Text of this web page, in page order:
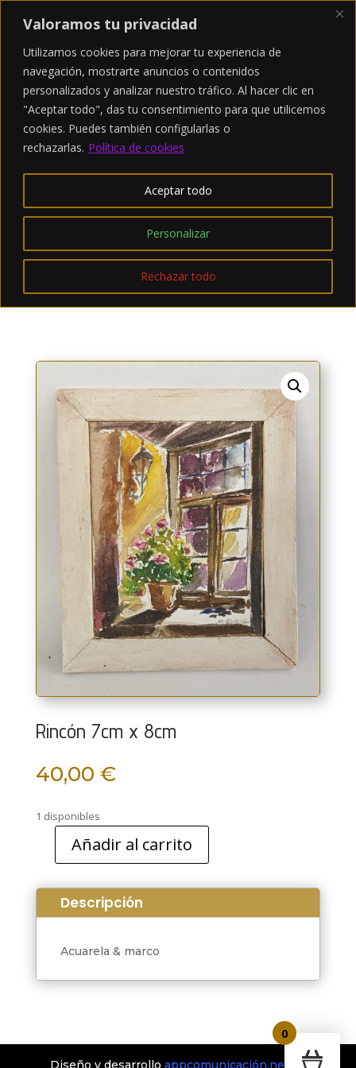
Valoramos tu privacidad
Utilizamos cookies para mejorar tu experiencia de
navegación, mostrarte anuncios o contenidos
personalizados y analizar nuestro tráfico. Al hacer clic en
"Aceptar todo", das tu consentimiento para que utilicemos
cookies. Puedes también configularlas o
rechazarlas. Política de cookies
Personalizar
Rechazar todo
Aceptar todo
Rincón 7cm x 8cm
40,00 €
1 disponibles
x
Añadir al carrito
Descripción
Acuarela & marco
Diseño y desarrolloappcomunicación.net ©
0